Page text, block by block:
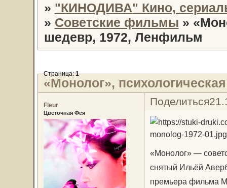
» "КИНОДИВА" Кино,
» Советские фильмы »
шедевр, 1972, Ленфильм
«Монолог»,
Страница:1
Поделиться
Fleur
Цветочная Фея
«Монолог» —
снятый Ильёй
премьера фильма